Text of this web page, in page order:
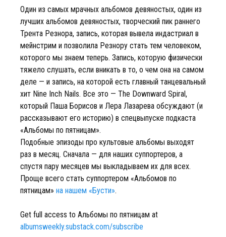
Один из самых мрачных альбомов девяностых, один из
лучших альбомов девяностых, творческий пик раннего
Трента Резнора, запись, которая вывела индастриал в
мейнстрим и позволила Резнору стать тем человеком,
которого мы знаем теперь. Запись, которую физически
тяжело слушать, если вникать в то, о чем она на самом
деле — и запись, на которой есть главный танцевальный
хит Nine Inch Nails. Все это — The Downward Spiral,
который Паша Борисов и Лера Лазарева обсуждают (и
рассказывают его историю) в спецвыпуске подкаста
«Альбомы по пятницам».
Подобные эпизоды про культовые альбомы выходят
раз в месяц. Сначала — для наших суппортеров, а
спустя пару месяцев мы выкладываем их для всех.
Проще всего стать суппортером «Альбомов по
пятницам» на нашем «Бусти».
Get full access to Альбомы по пятницам at
albumsweekly.substack.com/subscribe